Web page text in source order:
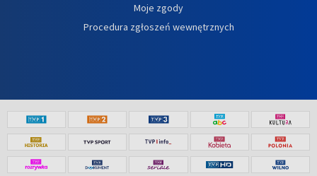
Moje zgody
Procedura zgłoszeń wewnętrznych